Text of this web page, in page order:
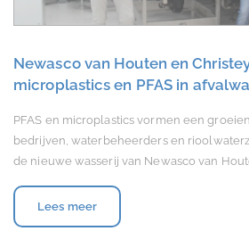
Newasco van Houten en
microplastics en PFAS in
PFAS en microplastics vormen een
bedrijven, waterbeheerders en
de nieuwe wasserij van Newasco van
Lees meer